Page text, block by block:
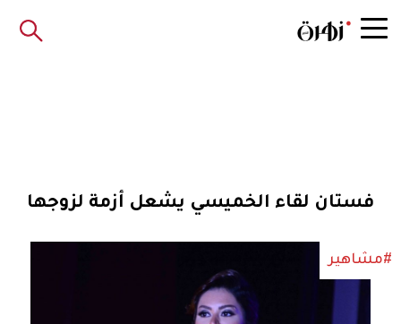
فستان لقاء الخميسي يشعل أزمة لزوجها
#مشاهير